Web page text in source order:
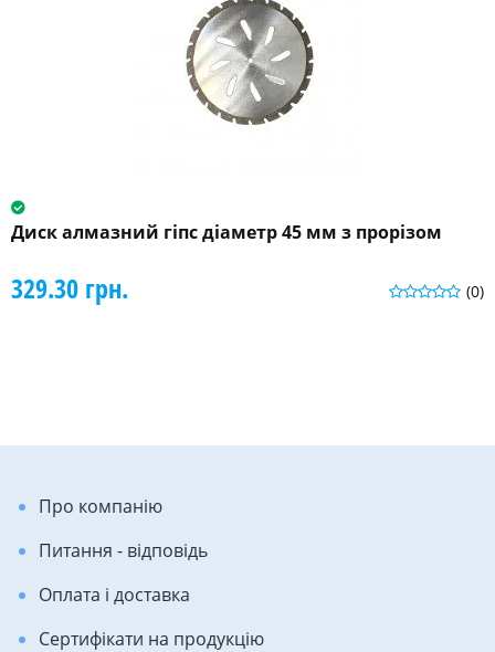
Диск алмазний гіпс діаметр 45 мм з прорізом
(0)
329.30 грн.
Про компанію
Питання - відповідь
Оплата і доставка
Сертифікати на продукцію